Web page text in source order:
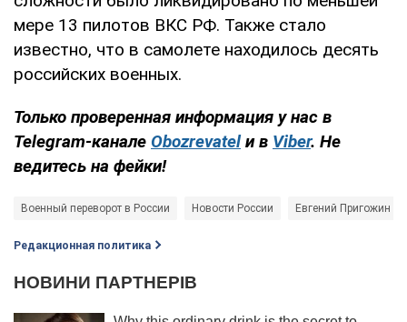
мере 13 пилотов ВКС РФ. Также стало
известно, что в самолете находилось десять
российских военных.
Только проверенная информация у нас в
Telegram-канале Obozrevatel и в Viber. Не
ведитесь на фейки!
Военный переворот в России Новости России Евгений Пригожин
Редакционная политика